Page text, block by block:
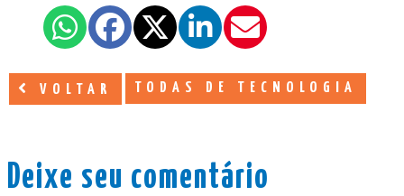
VOLTAR TODAS DE TECNOLOGIA
Deixe seu comentário